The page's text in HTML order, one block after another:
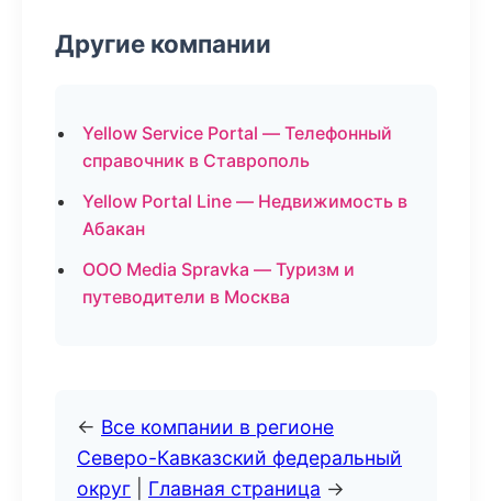
Другие компании
Yellow Service Portal — Телефонный
справочник в Ставрополь
Yellow Portal Line — Недвижимость в
Абакан
ООО Media Spravka — Туризм и
путеводители в Москва
← Все компании в регионе
Северо-Кавказский федеральный
округ
Главная страница →